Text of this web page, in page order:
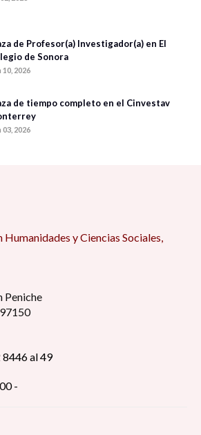
de Profesor(a) Investigador(a) en El
de Sonora
10, 2026
de tiempo completo en el Cinvestav
03, 2026
y Ciencias Sociales,
Peniche
al 49
-